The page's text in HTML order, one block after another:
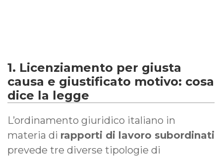
1. Licenziamento per giusta
causa e giustificato motivo: cosa
dice la legge
L’ordinamento giuridico italiano in
materia di rapporti di lavoro subordinati
prevede tre diverse tipologie di